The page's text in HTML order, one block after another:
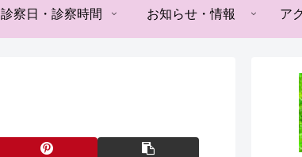
診察日・診察時間 お知らせ・情報 ア